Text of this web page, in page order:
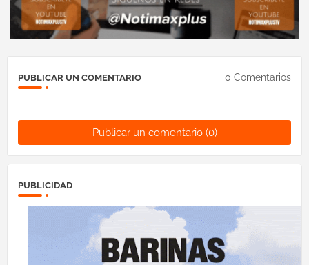
PUBLICAR UN COMENTARIO 0 Comentarios
Publicar un comentario (0)
PUBLICIDAD